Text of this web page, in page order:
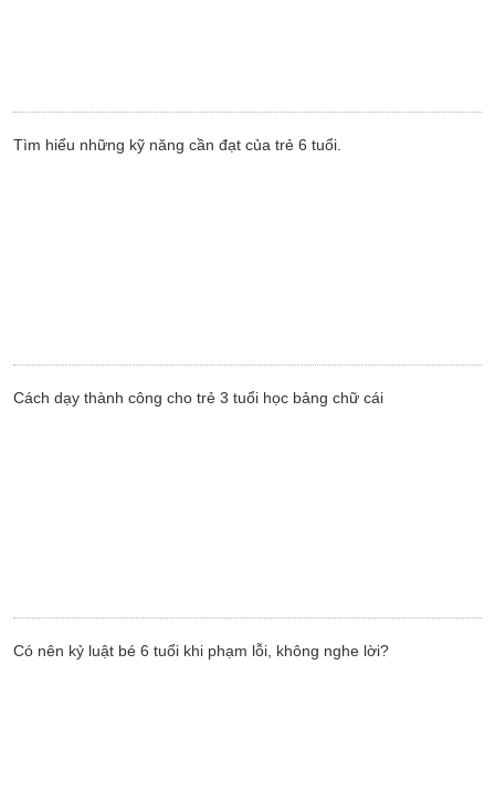
Tìm hiểu những kỹ năng cần đạt của trẻ 6 tuổi.
Cách dạy thành công cho trẻ 3 tuổi học bảng chữ cái
Có nên kỷ luật bé 6 tuổi khi phạm lỗi, không nghe lời?